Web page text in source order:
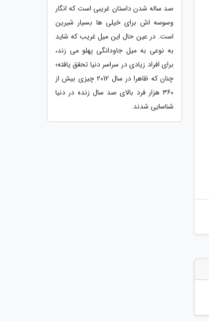
صد ساله شدن داستان غریبی است که انگار
وسوسه اش برای خیلی ها بسیار شیرین
است. در عین حال این میل غریب که شاید
به نوعی به میل جاودانگی پهلو می زند،
برای افراد زیادی در سراسر دنیا تحقق یافته؛
چنان که ظاهرا در سال 2012 چیزی بیش از
360 هزار فرد بالای صد سال زنده در دنیا
شناسایی شدند.